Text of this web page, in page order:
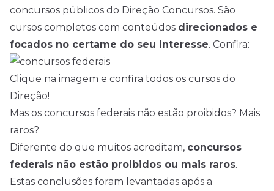
concursos públicos do Direção Concursos. São
cursos completos com conteúdos direcionados e
focados no certame do seu interesse. Confira:
Clique na imagem e confira todos os cursos do
Direção!
Mas os concursos federais não estão proibidos? Mais
raros?
Diferente do que muitos acreditam, concursos
federais não estão proibidos ou mais raros.
Estas conclusões foram levantadas após a